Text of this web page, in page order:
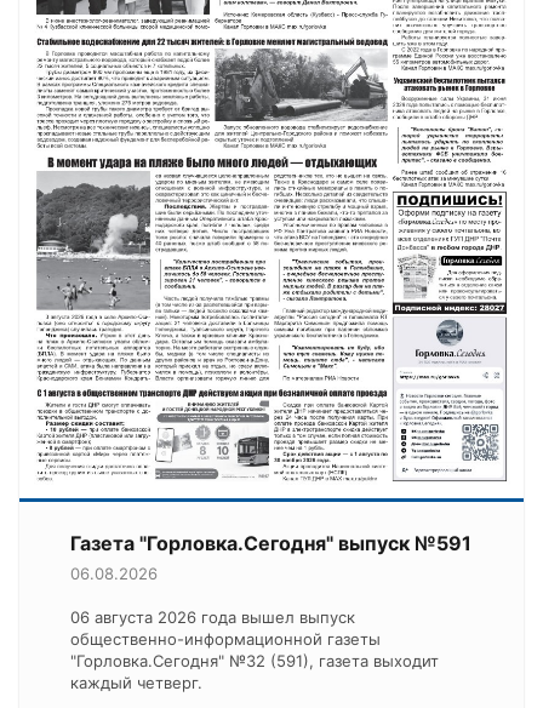
Газета "Горловка.Сегодня" выпуск №591
06.08.2026
06 августа 2026 года вышел выпуск
общественно-информационной газеты
"Горловка.Сегодня" №32 (591), газета выходит
каждый четверг.